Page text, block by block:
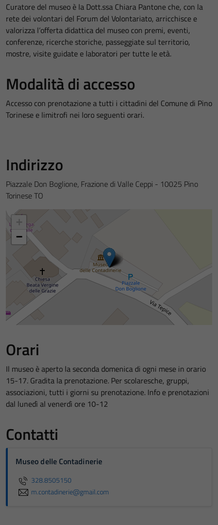
Curatore del museo è la Dott.ssa Chiara Pantone che, con la
rete dei volontari del Forum del Volontariato, arricchisce e
valorizza l’offerta didattica del museo con premi, eventi,
conferenze, ricerche storiche, passeggiate sul territorio,
mostre, visite guidate e laboratori per tutte le età.
Modalità di accesso
Accesso con prenotazione a tutti i cittadini del Comune di Pino
Torinese e limitrofi nei loro seguenti orari.
Indirizzo
Piazzale Don Boglione, Frazione di Valle Ceppi - 10025 Pino
Torinese TO
−
Orari
Il museo è aperto la seconda domenica di ogni mese in orario
15-17. Gradita la prenotazione. Per scolaresche, gruppi,
associazioni, tutti i giorni su prenotazione. Info e prenotazioni
dal lunedì al venerdì ore 10-12
Contatti
Museo delle Contadinerie
328.8505150
m.contadinerie@gmail.com